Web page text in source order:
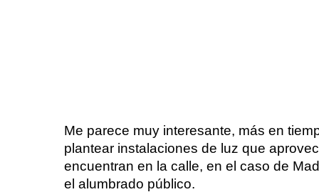
Me parece muy interesante, más en
plantear instalaciones de luz que
encuentran en la calle, en el caso de
el alumbrado público.